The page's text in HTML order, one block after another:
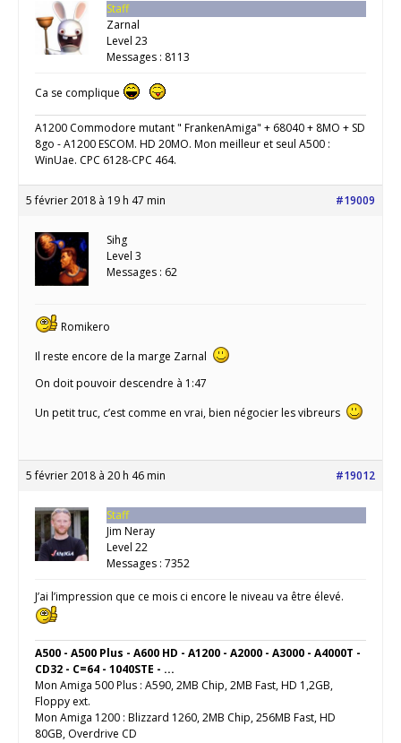
Staff
Zarnal
Level 23
Messages : 8113
Ca se complique
A1200 Commodore mutant " FrankenAmiga" + 68040 + 8MO + SD
8go - A1200 ESCOM. HD 20MO. Mon meilleur et seul A500 :
WinUae. CPC 6128-CPC 464.
5 février 2018 à 19 h 47 min #19009
Sihg
Level 3
Messages : 62
Romikero
Il reste encore de la marge Zarnal
On doit pouvoir descendre à 1:47
Un petit truc, c’est comme en vrai, bien négocier les vibreurs
5 février 2018 à 20 h 46 min #19012
Staff
Jim Neray
Level 22
Messages : 7352
J’ai l’impression que ce mois ci encore le niveau va être élevé.
A500 - A500 Plus - A600 HD - A1200 - A2000 - A3000 - A4000T -
CD32 - C=64 - 1040STE - ...
Mon Amiga 500 Plus : A590, 2MB Chip, 2MB Fast, HD 1,2GB,
Floppy ext.
Mon Amiga 1200 : Blizzard 1260, 2MB Chip, 256MB Fast, HD
80GB, Overdrive CD